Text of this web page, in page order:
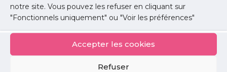
notre site. Vous pouvez les refuser en cliquant sur
"Fonctionnels uniquement" ou "Voir les préférences"
Accepter les cookies
Refuser
Lire l'article